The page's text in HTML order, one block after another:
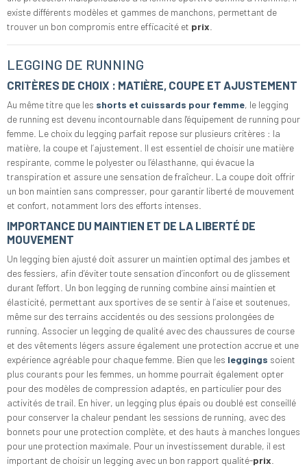
existe différents modèles et gammes de manchons, permettant de
trouver un bon compromis entre efficacité et prix
LEGGING DE RUNNING
CRITÈRES DE CHOIX : MATIÈRE, COUPE ET AJUSTEMENT
Au même titre que les shorts et cuissards pour femme, le legging
de running est devenu incontournable dans l'équipement de running pour
femme. Le choix du legging parfait repose sur plusieurs critères : la
matière, la coupe et l’ajustement. Il est essentiel de choisir une matière
respirante, comme le polyester ou l’élasthanne, qui évacue la
transpiration et assure une sensation de fraîcheur. La coupe doit offrir
un bon maintien sans compresser, pour garantir liberté de mouvement
et confort, notamment lors des efforts intenses.
IMPORTANCE DU MAINTIEN ET DE LA LIBERTÉ DE
MOUVEMENT
Un legging bien ajusté doit assurer un maintien optimal des jambes et
des fessiers, afin d’éviter toute sensation d’inconfort ou de glissement
durant l'effort. Un bon legging de running combine ainsi maintien et
élasticité, permettant aux sportives de se sentir à l’aise et soutenues,
même sur des terrains accidentés ou des sessions prolongées de
running. Associer un legging de qualité avec des chaussures de course
et des vêtements légers assure également une protection accrue et une
expérience agréable pour chaque femme. Bien que les leggings soient
plus courants pour les femmes, un homme pourrait également opter
pour des modèles de compression adaptés, en particulier pour des
activités de trail. En hiver, un legging plus épais ou doublé est conseillé
pour conserver la chaleur pendant les sessions de running, avec des
bonnets pour une protection complète, et des hauts à manches longues
pour une protection maximale. Pour un investissement durable, il est
important de choisir un legging avec un bon rapport qualité-prix